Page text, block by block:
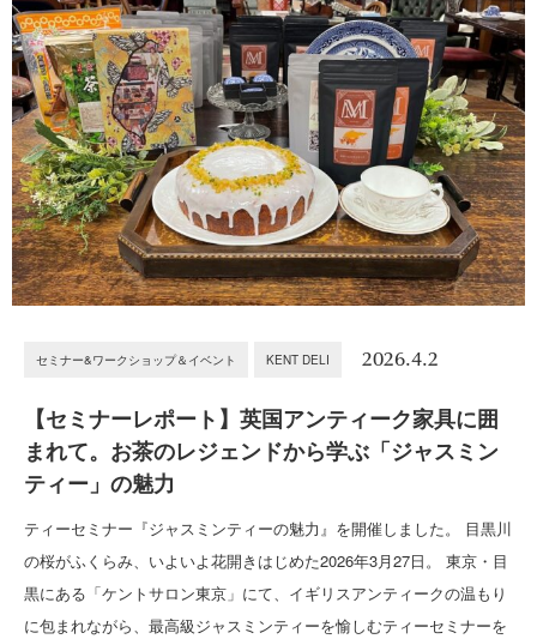
セミナー&ワークショップ＆イベント KENT DELI 2026.4.2
【セミナーレポート】英国アンティーク家具に囲
まれて。お茶のレジェンドから学ぶ「ジャスミン
ティー」の魅力
ティーセミナー『ジャスミンティーの魅力』を開催しました。 目黒川
の桜がふくらみ、いよいよ花開きはじめた2026年3月27日。 東京・目
黒にある「ケントサロン東京」にて、イギリスアンティークの温もり
に包まれながら、最高級ジャスミンティーを愉しむティーセミナーを